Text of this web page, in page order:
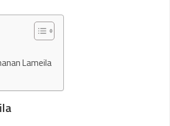
Lameila